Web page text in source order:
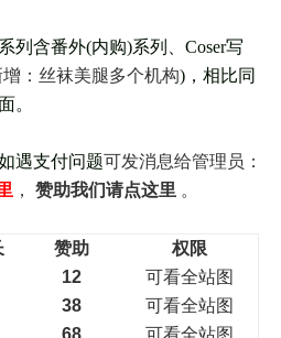
列含番外(内购)系列、Coser写
增：丝袜美腿多个机构)，相比同
。
遇支付问题可发消息给管理员：
， 赞助我们请点这里 。
赞助
权限
12
可看全站图
38
可看全站图
68
可看全站图